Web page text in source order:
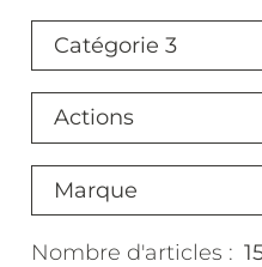
Nombre d'articles :